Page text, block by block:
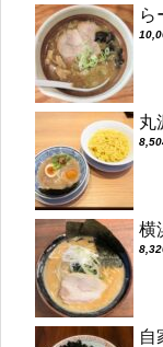
ら
丸
横
自